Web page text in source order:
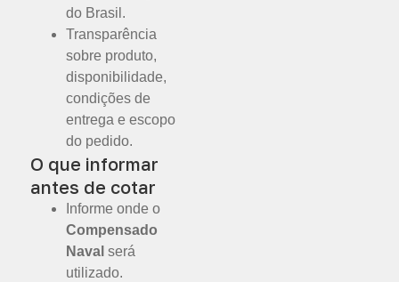
do Brasil.
Transparência
sobre produto,
disponibilidade,
condições de
entrega e escopo
do pedido.
O que informar
antes de cotar
Informe onde o
Compensado
Naval será
utilizado.